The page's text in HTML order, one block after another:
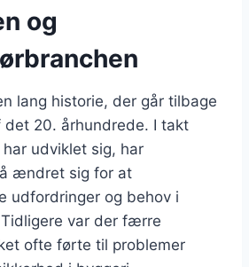
og
lang historie, der går tilbage
20. århundrede. I takt
udviklet sig, har
ændret sig for at
udfordringer og behov i
var der færre
ofte førte til problemer